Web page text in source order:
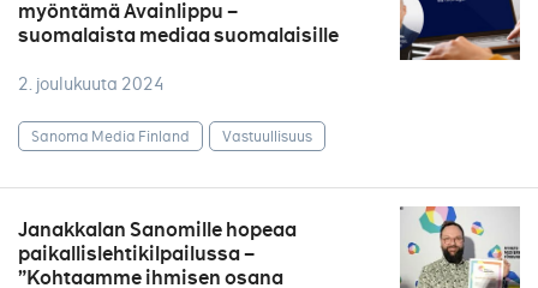
myöntämä Avainlippu –
suomalaista mediaa suomalaisille
2. joulukuuta 2024
Sanoma Media Finland Vastuullisuus
Janakkalan Sanomille hopeaa
paikallislehtikilpailussa –
”Kohtaamme ihmisen osana